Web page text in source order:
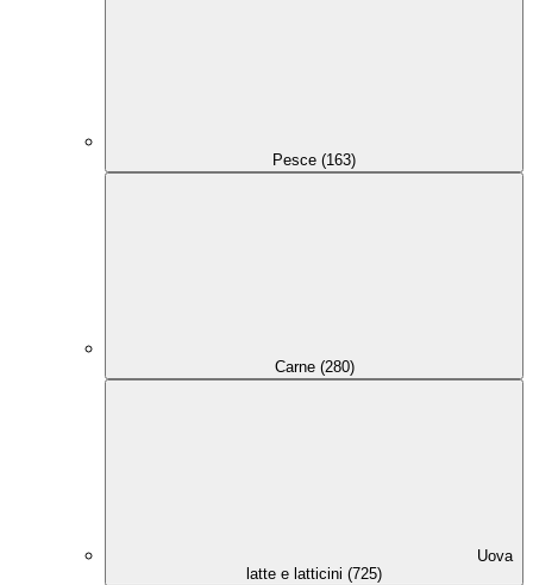
Pesce (163)
Carne (280)
Uova
latte e latticini (725)